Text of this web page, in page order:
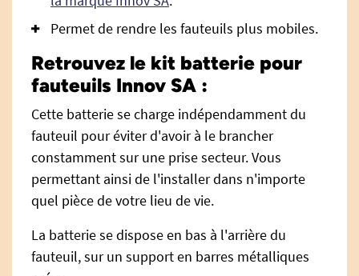
Permet de rendre les fauteuils plus mobiles.
Retrouvez le kit batterie pour
fauteuils Innov SA :
Cette batterie se charge indépendamment du
fauteuil pour éviter d'avoir à le brancher
constamment sur une prise secteur. Vous
permettant ainsi de l'installer dans n'importe
quel pièce de votre lieu de vie.
La batterie se dispose en bas à l'arrière du
fauteuil, sur un support en barres métalliques